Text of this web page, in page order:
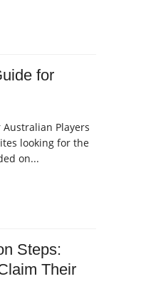
for
Players
looking for the
on...
Steps:
Their